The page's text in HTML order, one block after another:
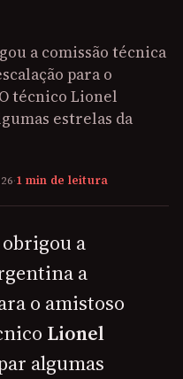
a comissão técnica
para o
técnico Lionel
estrelas da
·1 min de leitura
a
a
o amistoso
Lionel
algumas